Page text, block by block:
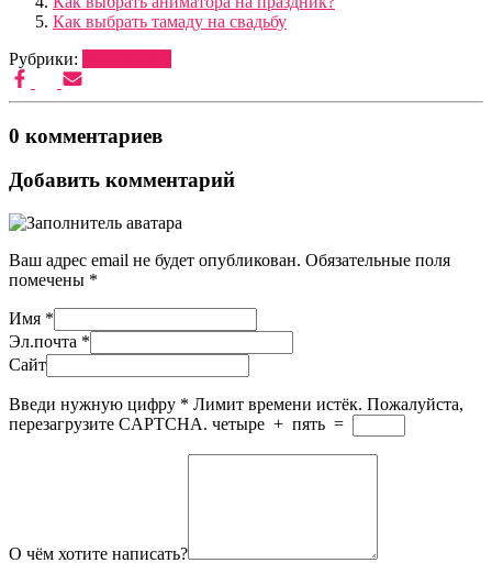
Как выбрать тамаду на свадьбу
Рубрики:
0 комментариев
Добавить комментарий
Ваш адрес email не будет опубликован. Обязательные поля
помечены *
Имя *
Эл.почта *
Сайт
Введи нужную цифру * Лимит времени истёк. Пожалуйста,
перезагрузите CAPTCHA. четыре + пять =
О чём хотите написать?